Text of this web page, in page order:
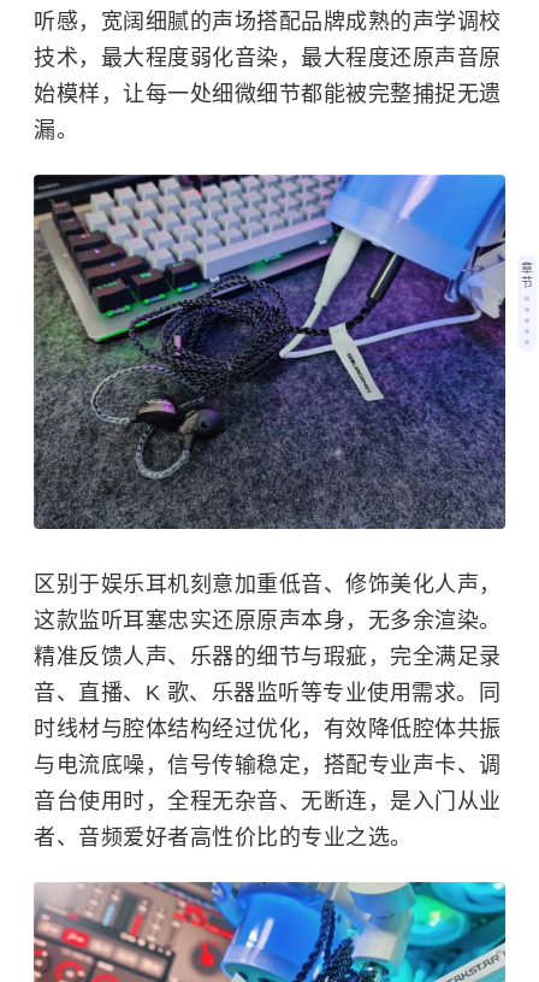
听感，宽阔细腻的声场搭配品牌成熟的声学调校
技术，最大程度弱化音染，最大程度还原声音原
始模样，让每一处细微细节都能被完整捕捉无遗
漏。
区别于娱乐耳机刻意加重低音、修饰美化人声，
这款监听耳塞忠实还原原声本身，无多余渲染。
精准反馈人声、乐器的细节与瑕疵，完全满足录
音、直播、K 歌、乐器监听等专业使用需求。同
时线材与腔体结构经过优化，有效降低腔体共振
与电流底噪，信号传输稳定，搭配专业声卡、调
音台使用时，全程无杂音、无断连，是入门从业
者、音频爱好者高性价比的专业之选。
章
节